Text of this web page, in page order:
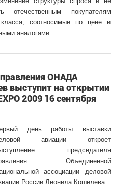
отечественным покупателям
класса, соотносимые по цене и
аналогами.
ОНАДА
выступит на открытии
2009 16 сентября
день работы выставки
авиации откроет
председателя
Объединенной
ассоциации деловой
России Леонида Кошелева.